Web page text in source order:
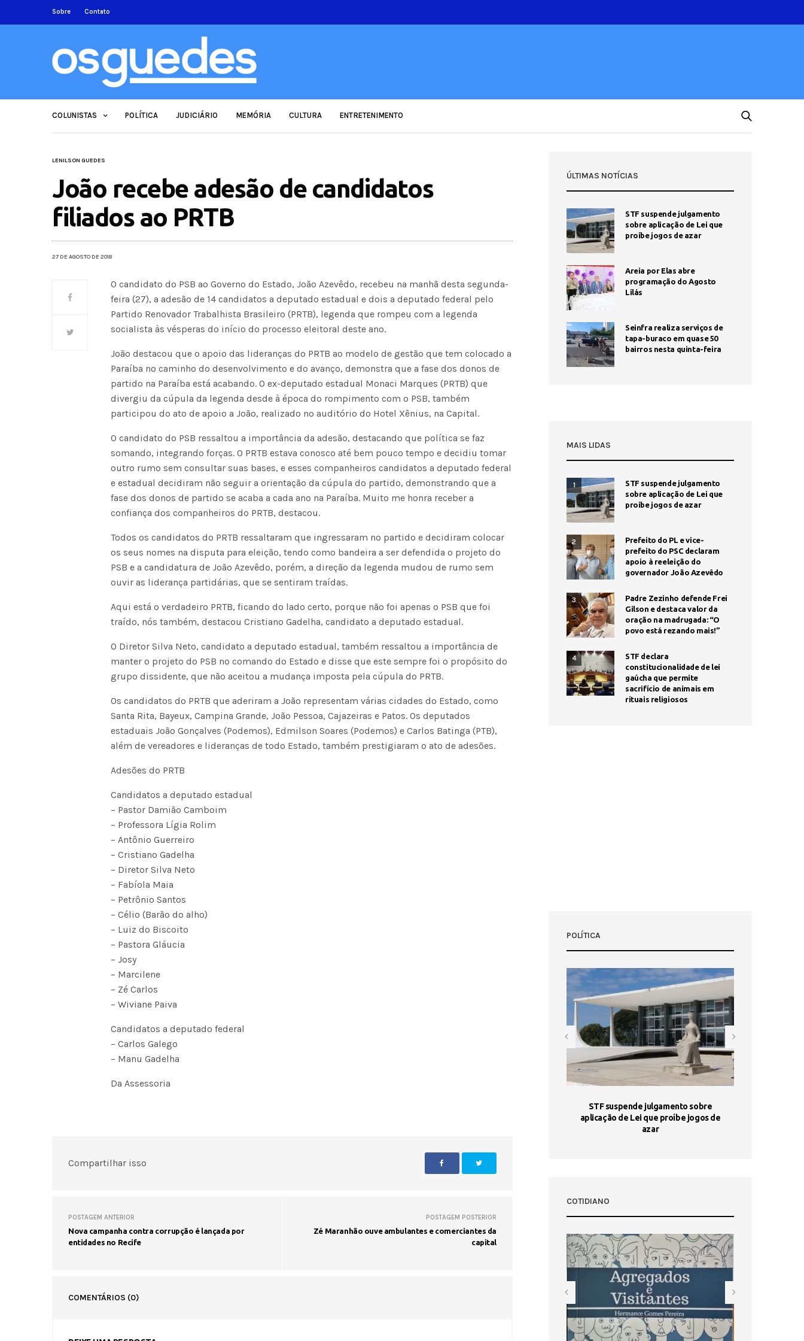
Sobre Contato
COLUNISTAS POLÍTICA JUDICIÁRIO MEMÓRIA CULTURA ENTRETENIMENTO
LENILSON GUEDES
João recebe adesão de candidatos
filiados ao PRTB
27 DE AGOSTO DE 2018
O candidato do PSB ao Governo do Estado, João Azevêdo, recebeu na manhã desta segunda-
feira (27), a adesão de 14 candidatos a deputado estadual e dois a deputado federal pelo
Partido Renovador Trabalhista Brasileiro (PRTB), legenda que rompeu com a legenda
socialista às vésperas do início do processo eleitoral deste ano.
João destacou que o apoio das lideranças do PRTB ao modelo de gestão que tem colocado a
Paraíba no caminho do desenvolvimento e do avanço, demonstra que a fase dos donos de
partido na Paraíba está acabando. O ex-deputado estadual Monaci Marques (PRTB) que
divergiu da cúpula da legenda desde à época do rompimento com o PSB, também
participou do ato de apoio a João, realizado no auditório do Hotel Xênius, na Capital.
O candidato do PSB ressaltou a importância da adesão, destacando que política se faz
somando, integrando forças. O PRTB estava conosco até bem pouco tempo e decidiu tomar
outro rumo sem consultar suas bases, e esses companheiros candidatos a deputado federal
e estadual decidiram não seguir a orientação da cúpula do partido, demonstrando que a
fase dos donos de partido se acaba a cada ano na Paraíba. Muito me honra receber a
confiança dos companheiros do PRTB, destacou.
Todos os candidatos do PRTB ressaltaram que ingressaram no partido e decidiram colocar
os seus nomes na disputa para eleição, tendo como bandeira a ser defendida o projeto do
PSB e a candidatura de João Azevêdo, porém, a direção da legenda mudou de rumo sem
ouvir as liderança partidárias, que se sentiram traídas.
Aqui está o verdadeiro PRTB, ficando do lado certo, porque não foi apenas o PSB que foi
traído, nós também, destacou Cristiano Gadelha, candidato a deputado estadual.
O Diretor Silva Neto, candidato a deputado estadual, também ressaltou a importância de
manter o projeto do PSB no comando do Estado e disse que este sempre foi o propósito do
grupo dissidente, que não aceitou a mudança imposta pela cúpula do PRTB.
Os candidatos do PRTB que aderiram a João representam várias cidades do Estado, como
Santa Rita, Bayeux, Campina Grande, João Pessoa, Cajazeiras e Patos. Os deputados
estaduais João Gonçalves (Podemos), Edmilson Soares (Podemos) e Carlos Batinga (PTB),
além de vereadores e lideranças de todo Estado, também prestigiaram o ato de adesões.
Adesões do PRTB
Candidatos a deputado estadual
– Pastor Damião Camboim
– Professora Lígia Rolim
– Antônio Guerreiro
– Cristiano Gadelha
– Diretor Silva Neto
– Fabíola Maia
– Petrônio Santos
– Célio (Barão do alho)
– Luiz do Biscoito
– Pastora Gláucia
– Josy
– Marcilene
– Zé Carlos
– Wiviane Paiva
Candidatos a deputado federal
– Carlos Galego
– Manu Gadelha
Da Assessoria
Compartilhar isso
POSTAGEM ANTERIOR
Nova campanha contra corrupção é lançada por
entidades no Recife
POSTAGEM POSTERIOR
Zé Maranhão ouve ambulantes e comerciantes da
capital
COMENTÁRIOS (0)
ÚLTIMAS NOTÍCIAS
STF suspende julgamento
sobre aplicação de Lei que
proíbe jogos de azar
Areia por Elas abre
programação do Agosto
Lilás
Seinfra realiza serviços de
tapa-buraco em quase 50
bairros nesta quinta-feira
MAIS LIDAS
1
STF suspende julgamento
sobre aplicação de Lei que
proíbe jogos de azar
2
Prefeito do PL e vice-
prefeito do PSC declaram
apoio à reeleição do
governador João Azevêdo
3
Padre Zezinho defende Frei
Gilson e destaca valor da
oração na madrugada: “O
povo está rezando mais!”
4
STF declara
constitucionalidade de lei
gaúcha que permite
sacrifício de animais em
rituais religiosos
POLÍTICA
STF suspende julgamento sobre
aplicação de Lei que proíbe jogos de
azar
COTIDIANO